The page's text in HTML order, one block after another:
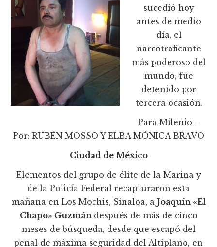
sucedió hoy
antes de medio
día, el
narcotraficante
más poderoso del
mundo, fue
detenido por
tercera ocasión.
Para Milenio –
Por: RUBÉN MOSSO Y ELBA MÓNICA BRAVO
Ciudad de México
Elementos del grupo de élite de la Marina y
de la Policía Federal recapturaron esta
mañana en Los Mochis, Sinaloa, a Joaquín «El
Chapo» Guzmándespués de más de cinco
meses de búsqueda, desde que escapó del
penal de máxima seguridad del Altiplano, en